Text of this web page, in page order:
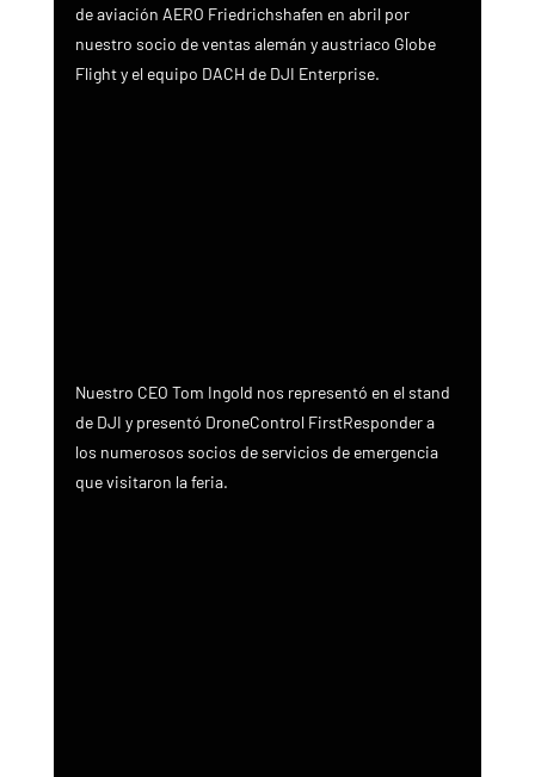
de aviación AERO Friedrichshafen en abril por
nuestro socio de ventas alemán y austriaco Globe
Flight y el equipo DACH de DJI Enterprise.
Nuestro CEO Tom Ingold nos representó en el stand
de DJI y presentó DroneControl FirstResponder a
los numerosos socios de servicios de emergencia
que visitaron la feria.